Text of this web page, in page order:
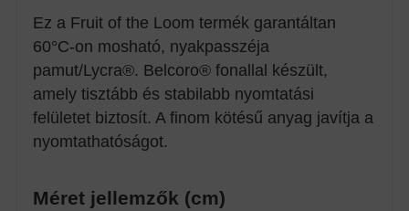
Ez a Fruit of the Loom termék garantáltan
60°C-on mosható, nyakpasszéja
pamut/Lycra®. Belcoro® fonallal készült,
amely tisztább és stabilabb nyomtatási
felületet biztosít. A finom kötésű anyag javítja a
nyomtathatóságot.
Méret jellemzők (cm)